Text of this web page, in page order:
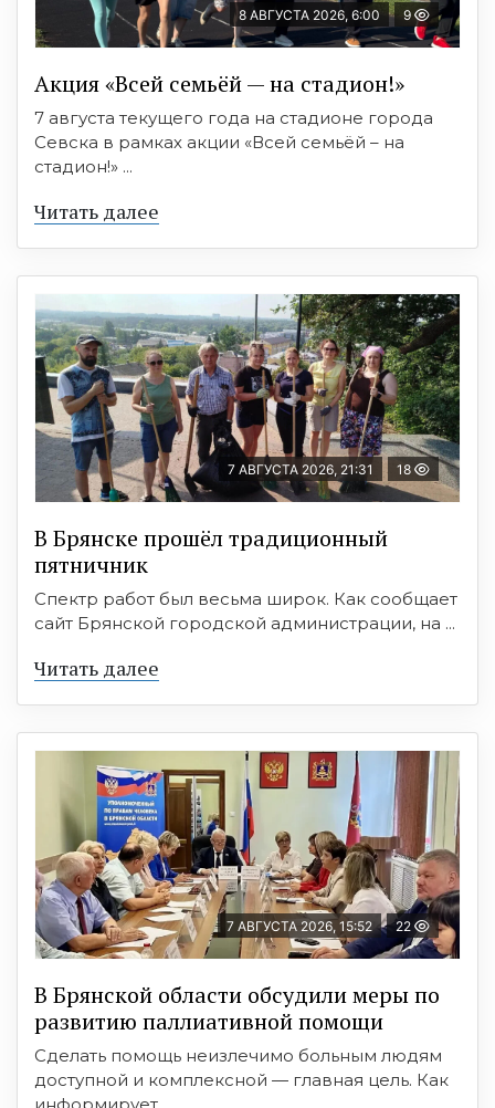
8 АВГУСТА 2026, 6:00 9
Акция «Всей семьёй — на стадион!»
7 августа текущего года на стадионе города
Севска в рамках акции «Всей семьёй – на
стадион!» ...
Читать далее
7 АВГУСТА 2026, 21:31 18
В Брянске прошёл традиционный
пятничник
Спектр работ был весьма широк. Как сообщает
сайт Брянской городской администрации, на ...
Читать далее
7 АВГУСТА 2026, 15:52 22
В Брянской области обсудили меры по
развитию паллиативной помощи
Сделать помощь неизлечимо больным людям
доступной и комплексной — главная цель. Как